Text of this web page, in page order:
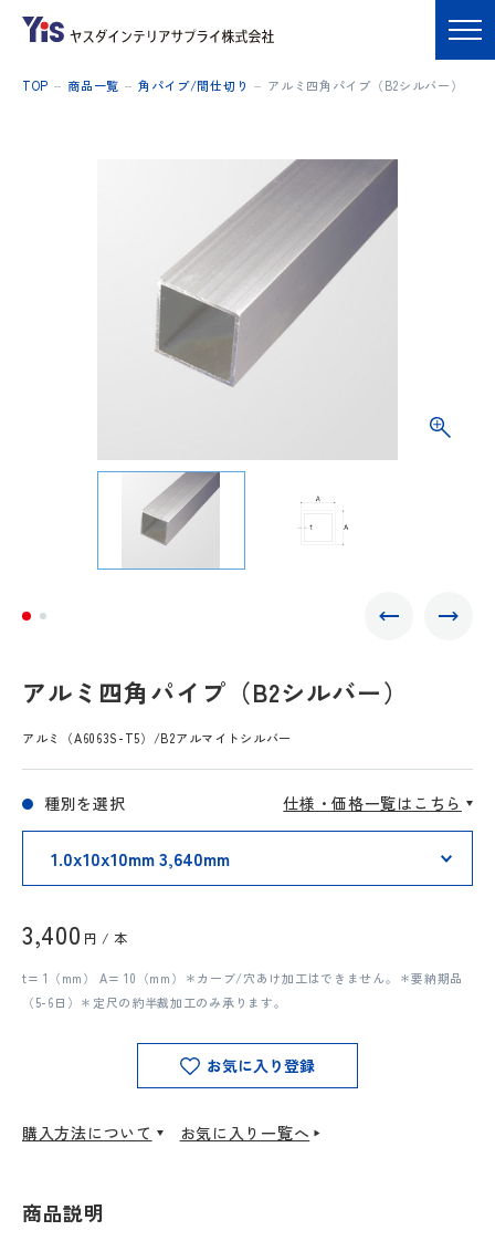
TOP 商品一覧 角パイプ/間仕切り アルミ四角パイプ（B2シルバー）
アルミ四角パイプ（B2シルバー）
アルミ（A6063S-T5）/B2アルマイトシルバー
仕様・価格一覧はこちら
種別を選択
3,400 円 / 本
t= 1（mm） A= 10（mm）＊カーブ/穴あけ加工はできません。＊要納期品
（5-6日）＊定尺の約半裁加工のみ承ります。
お気に入り登録
購入方法について お気に入り一覧へ
商品説明